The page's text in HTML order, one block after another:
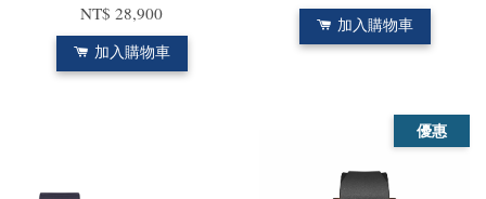
NT$ 28,900
加入購物車
加入購物車
優惠